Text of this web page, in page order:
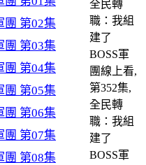
團 第02集
團 第03集
團 第04集
團 第05集
團 第06集
團 第07集
團 第08集
全民轉
職：我組
建了
BOSS軍
團線上看,
第352集,
全民轉
職：我組
建了
BOSS軍